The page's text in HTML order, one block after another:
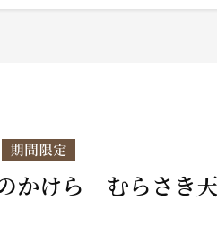
かけら むらさき